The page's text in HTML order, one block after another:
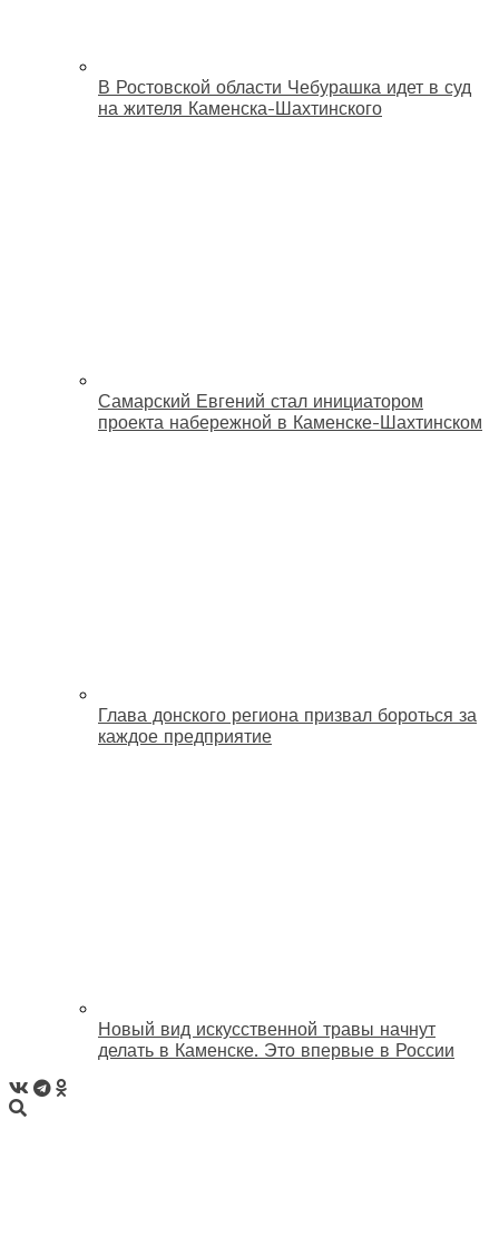
В Ростовской области Чебурашка идет в суд
на жителя Каменска-Шахтинского
Самарский Евгений стал инициатором
проекта набережной в Каменске-Шахтинском
Глава донского региона призвал бороться за
каждое предприятие
Новый вид искусственной травы начнут
делать в Каменске. Это впервые в России